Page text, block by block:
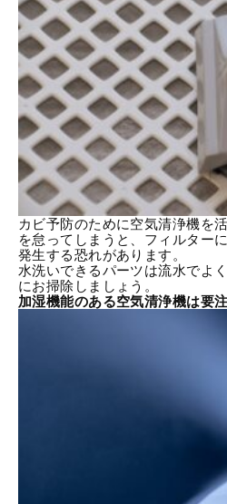
カビ予防のために空気清浄機を
を怠ってしまうと、フィルター
発生する恐れがあります。
水洗いできるパーツは流水でよ
にお掃除しましょう。
加湿機能のある空気清浄機は要